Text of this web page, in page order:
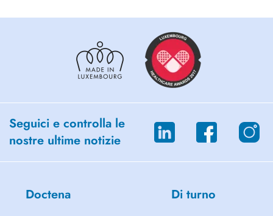
Seguici e controlla le
nostre ultime notizie
Doctena Di turno